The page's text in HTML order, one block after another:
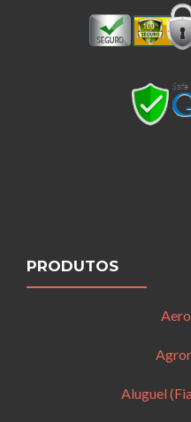
PRODUTOS
Aluguel